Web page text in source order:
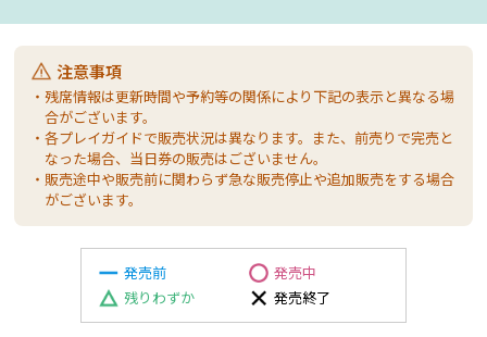
注意事項
・残席情報は更新時間や予約等の関係により下記の表示と異なる場
合がございます。
・各プレイガイドで販売状況は異なります。また、前売りで完売と
なった場合、当日券の販売はございません。
・販売途中や販売前に関わらず急な販売停止や追加販売をする場合
がございます。
発売前
発売中
残りわずか
発売終了